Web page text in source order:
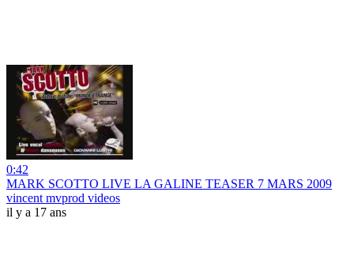
0:42
MARK SCOTTO LIVE LA GALINE TEASER 7 MARS 2009
vincent mvprod videos
il y a 17 ans